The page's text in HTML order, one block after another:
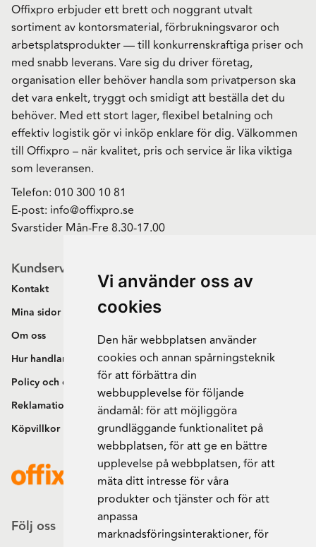
Vi använder oss av
cookies
Den här webbplatsen använder
cookies och annan spårningsteknik
för att förbättra din
webbupplevelse för följande
ändamål: för att möjliggöra
grundläggande funktionalitet på
webbplatsen,för att ge en bättre
upplevelse på webbplatsen,för att
mäta ditt intresse för våra
produkter och tjänster och för att
anpassa
marknadsföringsinteraktioner,för
Offixpro erbjuder ett brett och noggrant utvalt
sortiment av kontorsmaterial, förbrukningsvaror och
arbetsplatsprodukter — till konkurrenskraftiga priser och
med snabb leverans. Vare sig du driver företag,
organisation eller behöver handla som privatperson ska
det vara enkelt, tryggt och smidigt att beställa det du
behöver. Med ett stort lager, flexibel betalning och
effektiv logistik gör vi inköp enklare för dig. Välkommen
till Offixpro – när kvalitet, pris och service är lika viktiga
som leveransen.
Telefon: 010 300 10 81
E-post: info@offixpro.se
Svarstider Mån-Fre 8.30-17.00
Kundservice
Kontakt
Mina sidor
Om oss
Hur handlar jag?
Policy och cookies
Reklamation och retur
Köpvillkor
Följ oss